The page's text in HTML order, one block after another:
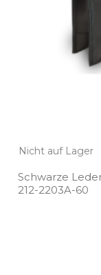
Nicht auf Lager
Schwarze
212­-2203A­-60